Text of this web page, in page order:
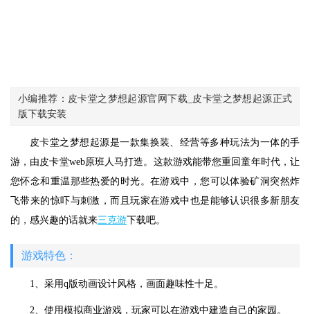
小编推荐：皮卡堂之梦想起源官网下载_皮卡堂之梦想起源正式
版下载安装
皮卡堂之梦想起源是一款集换装、经营等多种玩法为一体的手
游，由皮卡堂web原班人马打造。这款游戏能带您重回童年时代，让
您怀念和重温那些热爱的时光。在游戏中，您可以体验矿洞突然炸
飞带来的惊吓与刺激，而且玩家在游戏中也是能够认识很多新朋友
的，感兴趣的话就来三克游下载吧。
游戏特色：
1、采用q版动画设计风格，画面趣味性十足。
2、使用模拟商业游戏，玩家可以在游戏中建造自己的家园。